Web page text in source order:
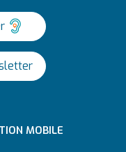
MOBILE